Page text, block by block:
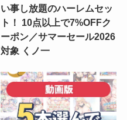
い事し放題のハーレムセッ
ト！ 10点以上で7%OFFク
ーポン／サマーセール2026
対象 くノ一